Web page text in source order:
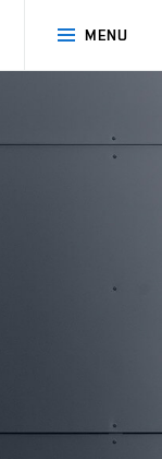
MENU